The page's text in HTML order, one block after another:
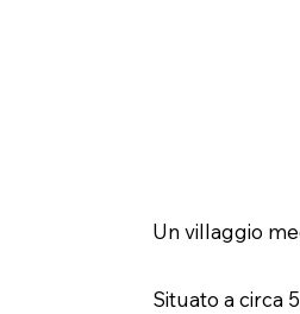
Un villaggio
Situato a circa